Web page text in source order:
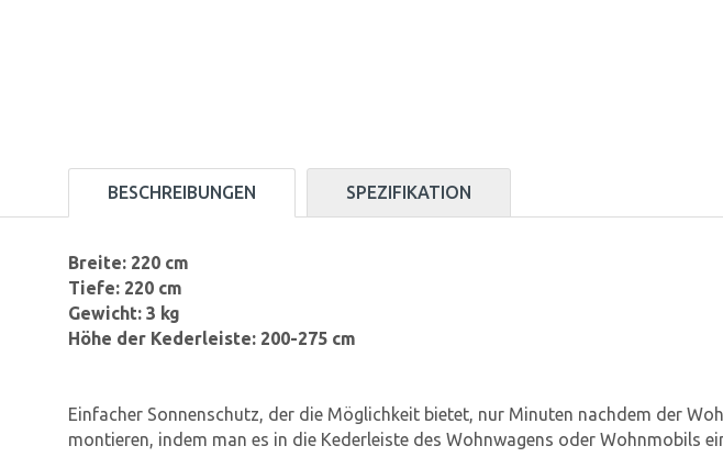
BESCHREIBUNGEN SPEZIFIKATION
Breite: 220 cm
Tiefe: 220 cm
Gewicht: 3 kg
Höhe der Kederleiste: 200-275 cm
Einfacher Sonnenschutz, der die Möglichkeit bietet, nur Minuten nachdem der
montieren, indem man es in die Kederleiste des Wohnwagens oder Wohnmobils